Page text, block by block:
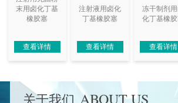
末用卤化丁基
橡胶塞
查看详情
注射液用卤化
丁基橡胶塞
查看详情
冻干制剂
化丁基橡
查看详情
关于我们 ABOUT US